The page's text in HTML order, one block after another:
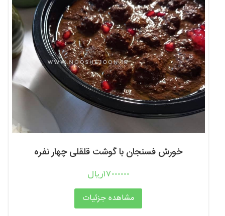
خورش فسنجان با گوشت قلقلی چهار نفره
17000000ریال
مشاهده جزئیات